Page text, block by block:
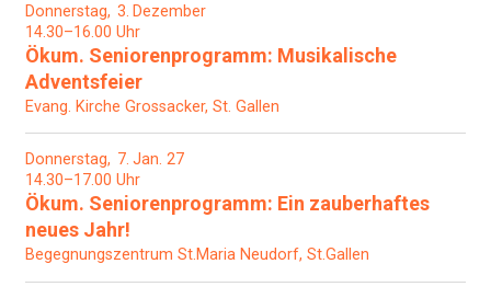
Donnerstag 3 Dezember
14.30–16.00 Uhr
Ökum. Seniorenprogramm: Musikalische
Adventsfeier
Evang. Kirche Grossacker, St. Gallen
Donnerstag 7 Jan. 27
14.30–17.00 Uhr
Ökum. Seniorenprogramm: Ein zauberhaftes
neues Jahr!
Begegnungszentrum St.Maria Neudorf, St.Gallen